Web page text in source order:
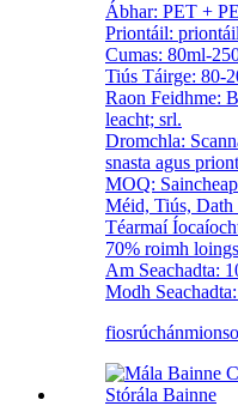
Ábhar: PET +
Priontáil:
Cumas: 80ml-
Tiús Táirge: 80-
Raon Feidhme:
leacht; srl.
Dromchla:
snasta agus
MOQ:
Méid, Tiús, Dath
Téarmaí
70% roimh
Am Seachadta:
Modh
fiosrúchán